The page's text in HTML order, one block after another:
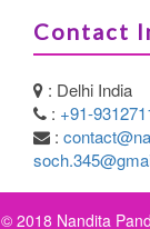
Contact
: Delhi India
: +91-
:
© 2018 Nandita